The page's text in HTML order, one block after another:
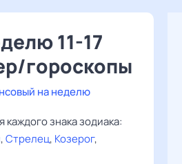
11-17
гороскопы
на неделю
знака зодиака:
,Стрелец, Козерог,